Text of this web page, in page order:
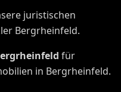
juristischen
Bergrheinfeld.
für
in Bergrheinfeld.